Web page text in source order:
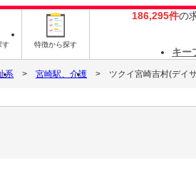
す 特徴から探す
186,295件の
キー
系 宮崎駅、介護 ツクイ宮崎吉村(デイ